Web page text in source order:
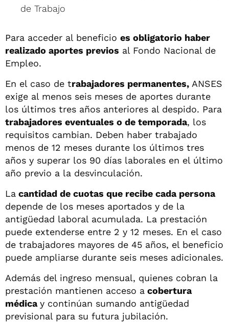
de Trabajo
Para acceder al beneficio es obligatorio haber
realizado aportes previos al Fondo Nacional de
Empleo.
En el caso de trabajadores permanentes, ANSES
exige al menos seis meses de aportes durante
los últimos tres años anteriores al despido. Para
trabajadores eventuales o de temporada, los
requisitos cambian. Deben haber trabajado
menos de 12 meses durante los últimos tres
años y superar los 90 días laborales en el último
año previo a la desvinculación.
La cantidad de cuotas que recibe cada persona
depende de los meses aportados y de la
antigüedad laboral acumulada. La prestación
puede extenderse entre 2 y 12 meses. En el caso
de trabajadores mayores de 45 años, el beneficio
puede ampliarse durante seis meses adicionales.
Además del ingreso mensual, quienes cobran la
prestación mantienen acceso a cobertura
médicay continúan sumando antigüedad
previsional para su futura jubilación.